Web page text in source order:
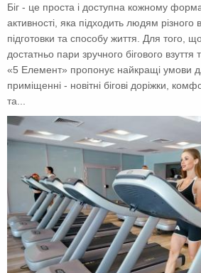
Біг - це проста і доступна кожному
активності, яка підходить людям різного
підготовки та способу життя. Для того,
достатньо пари зручного бігового
«5 Елемент» пропонує найкращі умови
приміщенні - новітні бігові доріжки,
та...